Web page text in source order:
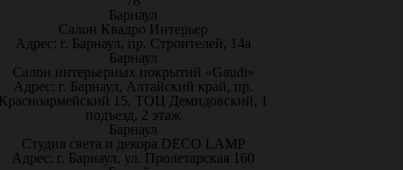
Барнаул
Салон Квадро Интерьер
Адрес: г. Барнаул, пр. Строителей, 14а
Барнаул
Салон интерьерных покрытий «Gaudi»
Адрес: г. Барнаул, Алтайский край, пр.
15, ТОЦ Демидовский, 1
подъезд, 2 этаж
Барнаул
Студия света и декора DECO LAMP
Адрес: г. Барнаул, ул. Пролетарская 160